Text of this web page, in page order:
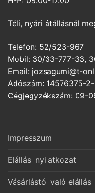
Téli, nyári átállásnál
Telefon: 52/523-967
Mobil: 30/33-777-33,
Email: jozsagumi@t-
Adószám: 14576375-
Cégjegyzékszám: 09-
Impresszum
Elállási nyilatkozat
Vásárlástól való elállás